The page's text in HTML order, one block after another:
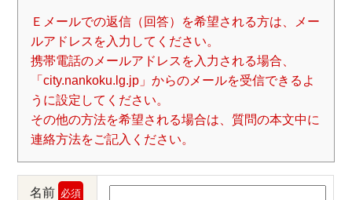
Ｅメールでの返信（回答）を希望される方は、メー
ルアドレスを入力してください。
携帯電話のメールアドレスを入力される場合、
「city.nankoku.lg.jp」からのメールを受信できるよ
うに設定してください。
その他の方法を希望される場合は、質問の本文中に
連絡方法をご記入ください。
名前 必須